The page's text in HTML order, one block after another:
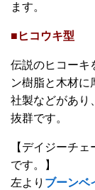
ます。
■ヒコウキ型
伝説のヒコーキ
ン樹脂と木材に
社製などがあり
抜群です。
【デイジーチ
です。】
左より ブーン